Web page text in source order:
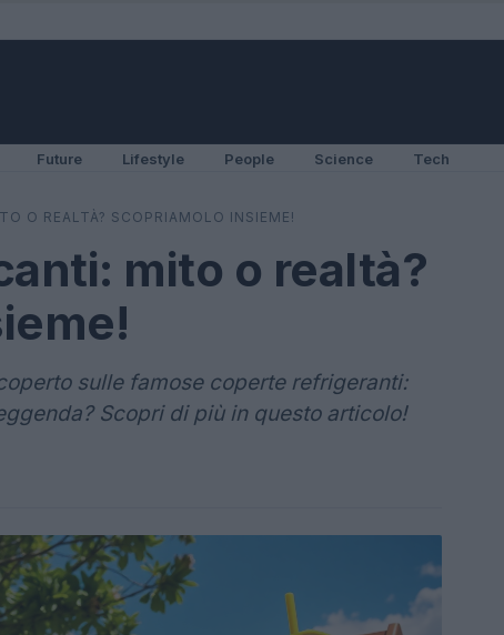
Future Lifestyle People Science Tech
O REALTÀ? SCOPRIAMOLO INSIEME!
mito o realtà?
sulle famose coperte refrigeranti:
Scopri di più in questo articolo!